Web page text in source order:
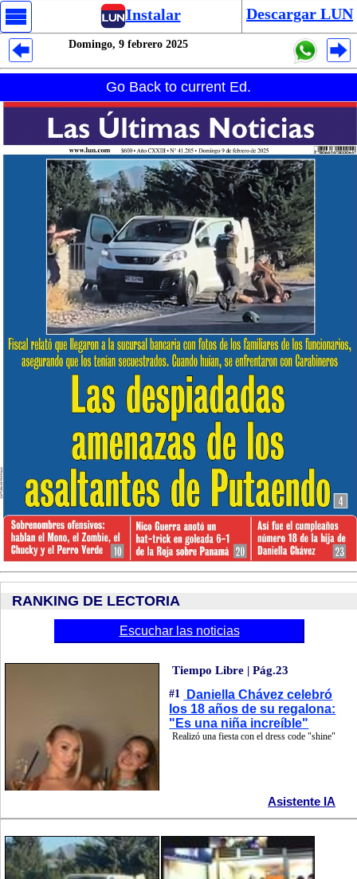
Instalar Descargar LUN
Domingo, 9 febrero 2025
Go Back to current Ed.
RANKING DE LECTORIA
Escuchar las noticias
Tiempo Libre | Pág.23
#1
Daniella Chávez celebró
los 18 años de su regalona:
"Es una niña increíble"
Realizó una fiesta con el dress code "shine"
Asistente IA
Despliegues Analytics
Despliegues Totales
Despliegues por Rubros